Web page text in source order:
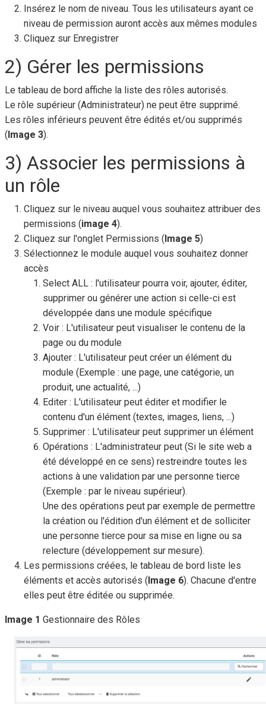
Insérez le nom de niveau. Tous les utilisateurs ayant ce
niveau de permission auront accès aux mêmes modules
Cliquez sur Enregistrer
2) Gérer les permissions
Le tableau de bord affiche la liste des rôles autorisés.
Le rôle supérieur (Administrateur) ne peut être supprimé.
Les rôles inférieurs peuvent être édités et/ou supprimés
(Image 3).
3) Associer les permissions à
un rôle
Cliquez sur le niveau auquel vous souhaitez attribuer des
permissions (image 4).
Cliquez sur l'onglet Permissions (Image 5)
Sélectionnez le module auquel vous souhaitez donner
accès
Select ALL : l'utilisateur pourra voir, ajouter, éditer,
supprimer ou générer une action si celle-ci est
développée dans une module spécifique
Voir : L'utilisateur peut visualiser le contenu de la
page ou du module
Ajouter : L'utilisateur peut créer un élément du
module (Exemple : une page, une catégorie, un
produit, une actualité, ...)
Editer : L'utilisateur peut éditer et modifier le
contenu d'un élément (textes, images, liens, ...)
Supprimer : L'utilisateur peut supprimer un élément
Opérations : L'administrateur peut (Si le site web a
été développé en ce sens) restreindre toutes les
actions à une validation par une personne tierce
(Exemple : par le niveau supérieur).
Une des opérations peut par exemple de permettre
la création ou l'édition d'un élément et de solliciter
une personne tierce pour sa mise en ligne ou sa
relecture (développement sur mesure).
Les permissions créées, le tableau de bord liste les
éléments et accès autorisés (Image 6). Chacune d'entre
elles peut être éditée ou supprimée.
Image 1 Gestionnaire des Rôles